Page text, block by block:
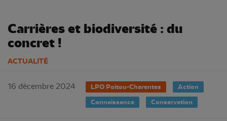
Carrières et biodiversité : du
concret !
ACTUALITÉ
16 décembre 2024 LPO Poitou-Charentes
Action
Connaissance
Conservation